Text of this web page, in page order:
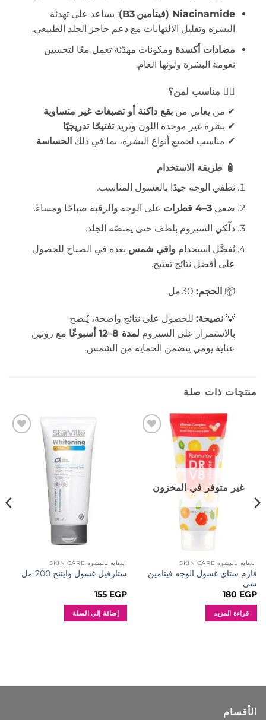
Niacinamide (فيتامين B3)
: يساعد على تهدئة
البشرة وتقليل الالتهابات مع دعم حاجز الجلد الطبيعي.
مضادات أكسدة ومكونات مهدّئة تعمل معًا لتحسين
نعومة البشرة ولونها العام.
👩‍⚕️ مناسب لمن؟
✔ من يعاني من بقع داكنة أو تصبغات غير متساوية
✔ بشرة غير موحدة اللون وتريدتفتيحًا تدريجيًا
✔ مناسب لجميع أنواع البشرة، بما في ذلك الحساسة
🧴 طريقة الاستخدام
نظفي الوجه جيدًا بالغسول المناسب.
ضعي 3–4 قطرات
على الوجه والرقبة صباحًا ومساءً.
دلّكي السيروم بلطف حتى يمتصّه الجلد.
يُفضَّل استخدام واقي شمس بعده في الصباح للحصول
على أفضل نتائج تفتيح.
📦 الحجم:30 مل
💡 نصيحة:للحصول على نتائج واضحة، يُنصح
بالاستمرار على السيروم لمدة 8–12 أسبوعًا
مع روتين
عناية يومي يتضمن الحماية من الشمس.
منتجات ذات صلة
غير متوفر في المخزون
العنايه بالبشره SKIN CARE
فارم ستاي غسول الوجه فيتامين
سي
180 EGP
قراءة المزيد
العنايه بالبشره SKIN CARE
ستارفيل غسول وايتنج 200 مل
155 EGP
إضافة إلى السلة
الأقسام